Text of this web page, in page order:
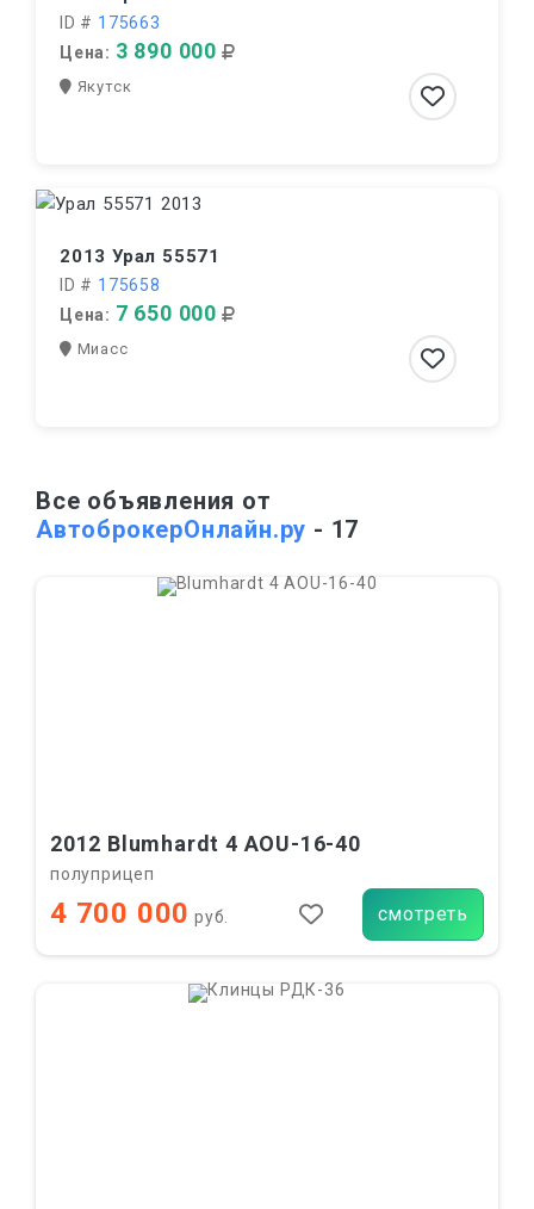
ID # 175663
Цена: 3 890 000
Якутск
2013 Урал 55571
ID # 175658
Цена: 7 650 000
Миасс
Все объявления от
АвтоброкерОнлайн.ру - 17
2012 Blumhardt 4 AOU-16-40
полуприцеп
4 700 000 руб. смотреть